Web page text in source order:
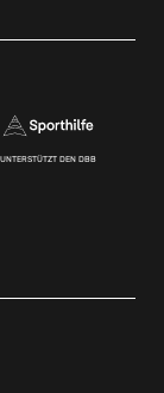
UNTERSTÜTZT DEN DBB